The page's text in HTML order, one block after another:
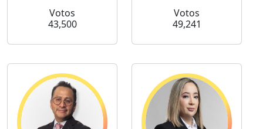
Votos
43,500
Votos
49,241